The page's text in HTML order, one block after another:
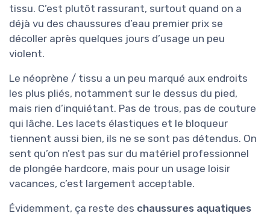
tissu. C’est plutôt rassurant, surtout quand on a
déjà vu des chaussures d’eau premier prix se
décoller après quelques jours d’usage un peu
violent.
Le néoprène / tissu a un peu marqué aux endroits
les plus pliés, notamment sur le dessus du pied,
mais rien d’inquiétant. Pas de trous, pas de couture
qui lâche. Les lacets élastiques et le bloqueur
tiennent aussi bien, ils ne se sont pas détendus. On
sent qu’on n’est pas sur du matériel professionnel
de plongée hardcore, mais pour un usage loisir
vacances, c’est largement acceptable.
Évidemment, ça reste des chaussures aquatiques